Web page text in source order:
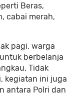
Beras,
cabai merah,
pagi, warga
berbelanja
Tidak
kegiatan ini juga
antara Polri dan